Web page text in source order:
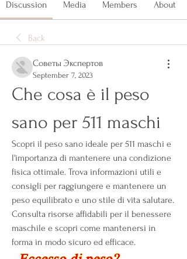
Discussion Media Members About
Back
Советы Экспертов
September 7, 2023
Che cosa è il peso
sano per 511 maschi
Scopri il peso sano ideale per 511 maschi e
l'importanza di mantenere una condizione
fisica ottimale. Trova informazioni utili e
consigli per raggiungere e mantenere un
peso equilibrato e uno stile di vita salutare.
Consulta risorse affidabili per il benessere
maschile e scopri come mantenersi in
forma in modo sicuro ed efficace.